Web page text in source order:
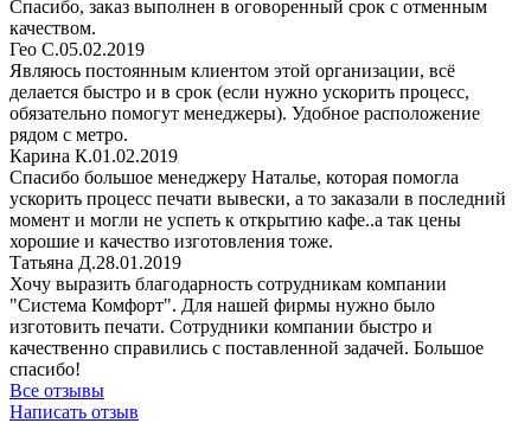
Спасибо, заказ выполнен в оговоренный срок с отменным
качеством.
Гео С.05.02.2019
Являюсь постоянным клиентом этой организации, всё
делается быстро и в срок (если нужно ускорить процесс,
обязательно помогут менеджеры). Удобное расположение
рядом с метро.
Карина К.01.02.2019
Спасибо большое менеджеру Наталье, которая помогла
ускорить процесс печати вывески, а то заказали в последний
момент и могли не успеть к открытию кафе..а так цены
хорошие и качество изготовления тоже.
Татьяна Д.28.01.2019
Хочу выразить благодарность сотрудникам компании
"Система Комфорт". Для нашей фирмы нужно было
изготовить печати. Сотрудники компании быстро и
качественно справились с поставленной задачей. Большое
спасибо!
Все отзывы
Написать отзыв